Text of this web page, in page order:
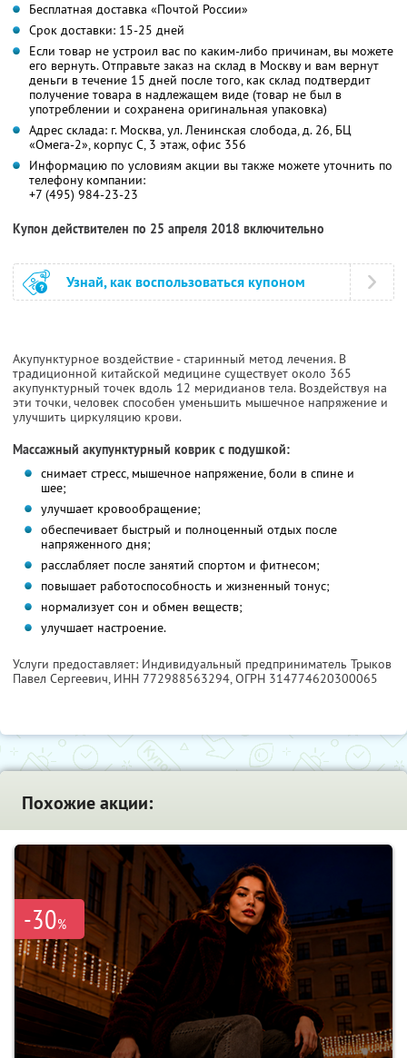
Бесплатная доставка «Почтой России»
Срок доставки: 15-25 дней
Если товар не устроил вас по каким-либо причинам, вы можете
его вернуть. Отправьте заказ на склад в Москву и вам вернут
деньги в течение 15 дней после того, как склад подтвердит
получение товара в надлежащем виде (товар не был в
употреблении и сохранена оригинальная упаковка)
Адрес склада: г. Москва, ул. Ленинская слобода, д. 26, БЦ
«Омега-2», корпус С, 3 этаж, офис 356
Информацию по условиям акции вы также можете уточнить по
телефону компании:
+7 (495) 984-23-23
Купон действителен по 25 апреля 2018 включительно
Узнай, как воспользоваться купоном
Акупунктурное воздействие - старинный метод лечения. В
традиционной китайской медицине существует около 365
акупунктурный точек вдоль 12 меридианов тела. Воздействуя на
эти точки, человек способен уменьшить мышечное напряжение и
улучшить циркуляцию крови.
Массажный акупунктурный коврик с подушкой:
снимает стресс, мышечное напряжение, боли в спине и
шее;
улучшает кровообращение;
обеспечивает быстрый и полноценный отдых после
напряженного дня;
расслабляет после занятий спортом и фитнесом;
повышает работоспособность и жизненный тонус;
нормализует сон и обмен веществ;
улучшает настроение.
Услуги предоставляет: Индивидуальный предприниматель Трыков
Павел Сергеевич, ИНН 772988563294, ОГРН 314774620300065
Похожие акции:
-30%